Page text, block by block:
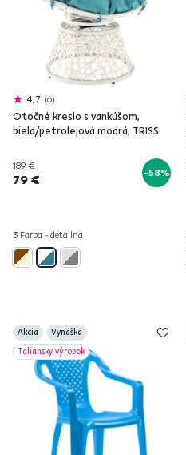
4,7 6
Otočné kreslo s vankúšom,
biela/petrolejová modrá, TRISS
189 €
79 € -58%
3 Farba - detailná
Akcia
Vynáška
Taliansky výrobok